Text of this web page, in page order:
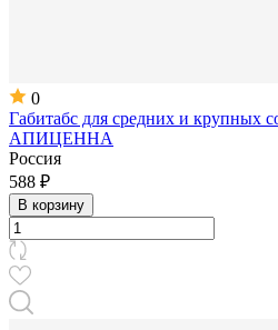
0
Габитабс для средних и крупных
АПИЦЕННА
Россия
588 ₽
В корзину